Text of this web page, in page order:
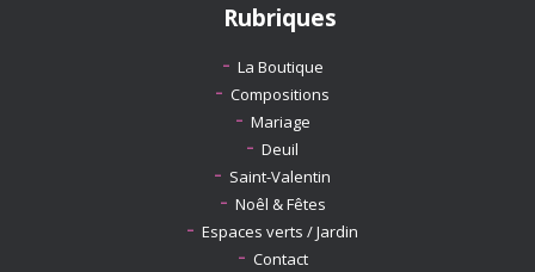
Rubriques
La Boutique
Compositions
Mariage
Deuil
Saint-Valentin
Noêl & Fêtes
Espaces verts / Jardin
Contact